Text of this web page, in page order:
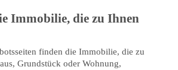
Immobilie, die zu Ihnen
finden die Immobilie, die zu
Grundstück oder Wohnung,